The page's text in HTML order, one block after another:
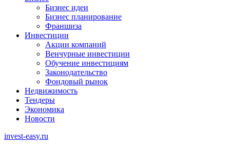
Бизнес идеи
Бизнес планирование
Франшиза
Инвестиции
Акции компаний
Венчурные инвестиции
Обучение инвестициям
Законодательство
Фондовый рынок
Недвижимость
Тендеры
Экономика
Новости
invest-easy.ru